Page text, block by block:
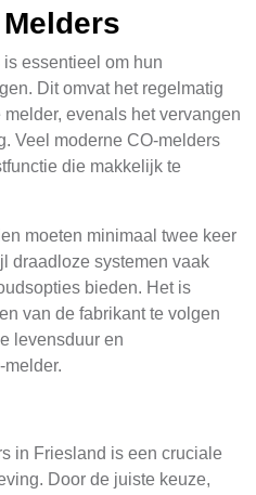
essentieel om hun
Dit omvat het regelmatig
evenals het vervangen
Veel moderne CO-melders
die makkelijk te
moeten minimaal twee keer
draadloze systemen vaak
bieden. Het is
van de fabrikant te volgen
levensduur en
in Friesland is een cruciale
Door de juiste keuze,